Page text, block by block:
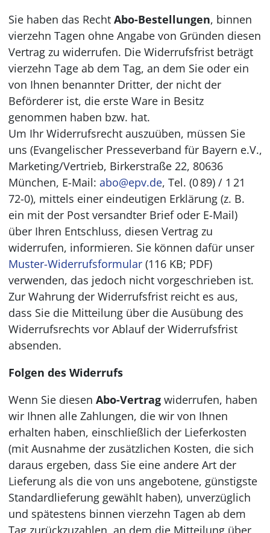
Sie haben das Recht Abo-Bestellungen, binnen
vierzehn Tagen ohne Angabe von Gründen diesen
Vertrag zu widerrufen. Die Widerrufsfrist beträgt
vierzehn Tage ab dem Tag, an dem Sie oder ein
von Ihnen benannter Dritter, der nicht der
Beförderer ist, die erste Ware in Besitz
genommen haben bzw. hat.
Um Ihr Widerrufsrecht auszuüben, müssen Sie
uns (Evangelischer Presseverband für Bayern e.V.,
Marketing/Vertrieb, Birkerstraße 22, 80636
München, E-Mail: abo@epv.de, Tel. (0 89) / 1 21
72-0), mittels einer eindeutigen Erklärung (z. B.
ein mit der Post versandter Brief oder E-Mail)
über Ihren Entschluss, diesen Vertrag zu
widerrufen, informieren. Sie können dafür unser
Muster-Widerrufsformular(116 KB; PDF)
verwenden, das jedoch nicht vorgeschrieben ist.
Zur Wahrung der Widerrufsfrist reicht es aus,
dass Sie die Mitteilung über die Ausübung des
Widerrufsrechts vor Ablauf der Widerrufsfrist
absenden.
Folgen des Widerrufs
Wenn Sie diesen Abo-Vertragwiderrufen, haben
wir Ihnen alle Zahlungen, die wir von Ihnen
erhalten haben, einschließlich der Lieferkosten
(mit Ausnahme der zusätzlichen Kosten, die sich
daraus ergeben, dass Sie eine andere Art der
Lieferung als die von uns angebotene, günstigste
Standardlieferung gewählt haben), unverzüglich
und spätestens binnen vierzehn Tagen ab dem
Tag zurückzuzahlen, an dem die Mitteilung über